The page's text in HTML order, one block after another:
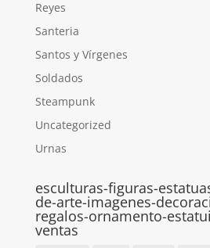
Reyes
Santeria
Santos y Vírgenes
Soldados
Steampunk
Uncategorized
Urnas
esculturas-figuras-
de-arte-imagenes-
regalos-ornamento-
ventas